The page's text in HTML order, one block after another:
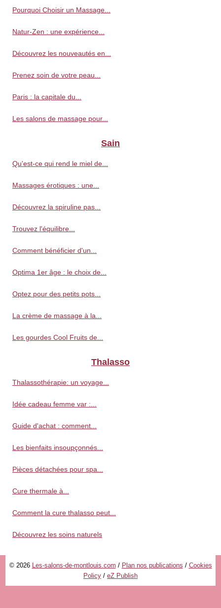
Pourquoi Choisir un Massage...
Natur-Zen : une expérience...
Découvrez les nouveautés en...
Prenez soin de votre peau...
Paris : la capitale du...
Les salons de massage pour...
Sain
Qu'est-ce qui rend le miel de...
Massages érotiques : une...
Découvrez la spiruline pas...
Trouvez l'équilibre...
Comment bénéficier d'un...
Optima 1er âge : le choix de...
Optez pour des petits pots...
La crème de massage à la...
Les gourdes Cool Fruits de...
Thalasso
Thalassothérapie: un voyage...
Idée cadeau femme var :...
Guide d'achat : comment...
Les bienfaits insoupçonnés...
Pièces détachées pour spa...
Cure thermale à...
Comment la cure thalasso peut...
Découvrez les soins naturels
© 2026 Les-salons-de-montlouis.com / Plan nos publications / Cookies
Policy / eZ Publish